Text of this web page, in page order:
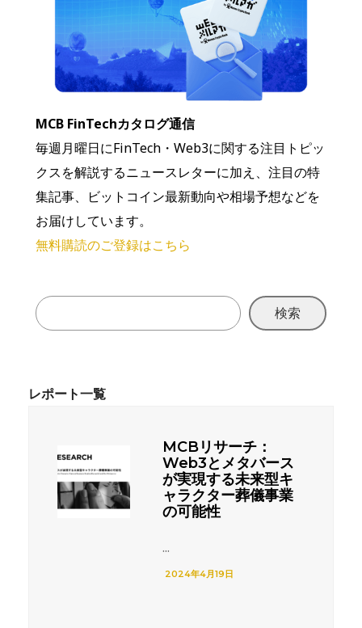
MCB FinTechカタログ通信
毎週月曜日にFinTech・Web3に関する注目トピッ
クスを解説するニュースレターに加え、注目の特
集記事、ビットコイン最新動向や相場予想などを
お届けしています。
無料購読のご登録はこちら
検索
MCBリサーチ：
Web3とメタバース
が実現する未来型キ
ャラクター葬儀事業
の可能性
...
2024年4月19日